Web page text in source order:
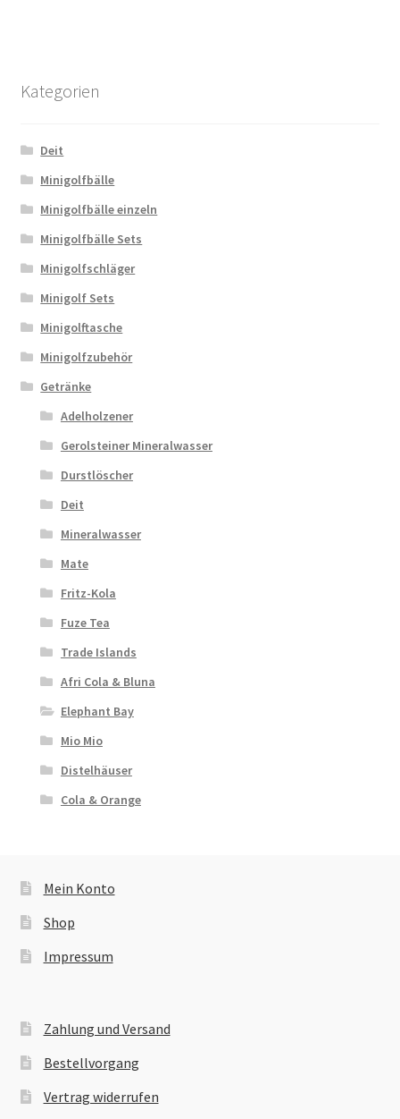
Kategorien
Deit
Minigolfbälle
Minigolfbälle einzeln
Minigolfbälle Sets
Minigolfschläger
Minigolf Sets
Minigolftasche
Minigolfzubehör
Getränke
Adelholzener
Gerolsteiner Mineralwasser
Durstlöscher
Deit
Mineralwasser
Mate
Fritz-Kola
Fuze Tea
Trade Islands
Afri Cola & Bluna
Elephant Bay
Mio Mio
Distelhäuser
Cola & Orange
Mein Konto
Shop
Impressum
Zahlung und Versand
Bestellvorgang
Vertrag widerrufen